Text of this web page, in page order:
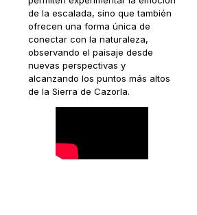
de la escalada, sino que también
ofrecen una forma única de
conectar con la naturaleza,
observando el paisaje desde
nuevas perspectivas y
alcanzando los puntos más altos
de la Sierra de Cazorla.